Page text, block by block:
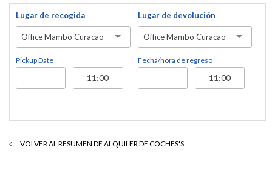
Lugar de recogida
Office Mambo Curacao
Pickup Date
Lugar de devolución
Office Mambo Curacao
Fecha/hora de regreso
VOLVER AL RESUMEN DE ALQUILER DE COCHES'S